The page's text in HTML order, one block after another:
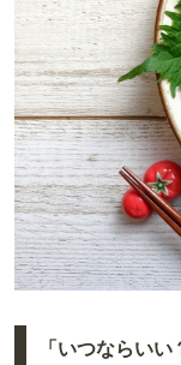
「いつならい